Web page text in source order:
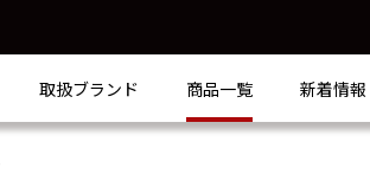
取扱ブランド 商品一覧 新着情報